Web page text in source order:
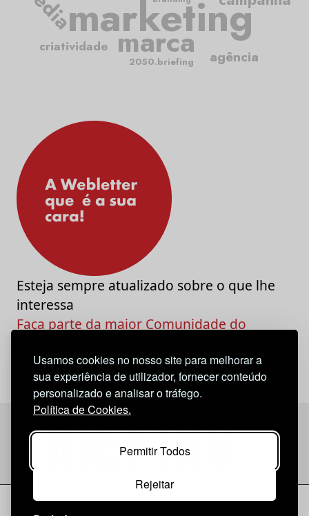
Usamos cookies no nosso site para melhorar a
sua experiência de utilizador, fornecer conteúdo
personalizado e analisar o tráfego.
Política de Cookies.
Permitir Todos
Rejeitar
marketing
marca
criatividade
agência
2050.briefing
Esteja sempre atualizado sobre o que lhe
interessa
Faça parte da maior Comunidade do